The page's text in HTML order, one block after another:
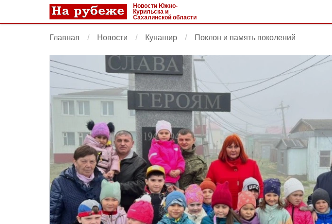
Новости Южно-
Курильска и
Сахалинской области
Главная Новости Кунашир Поклон и память поколений